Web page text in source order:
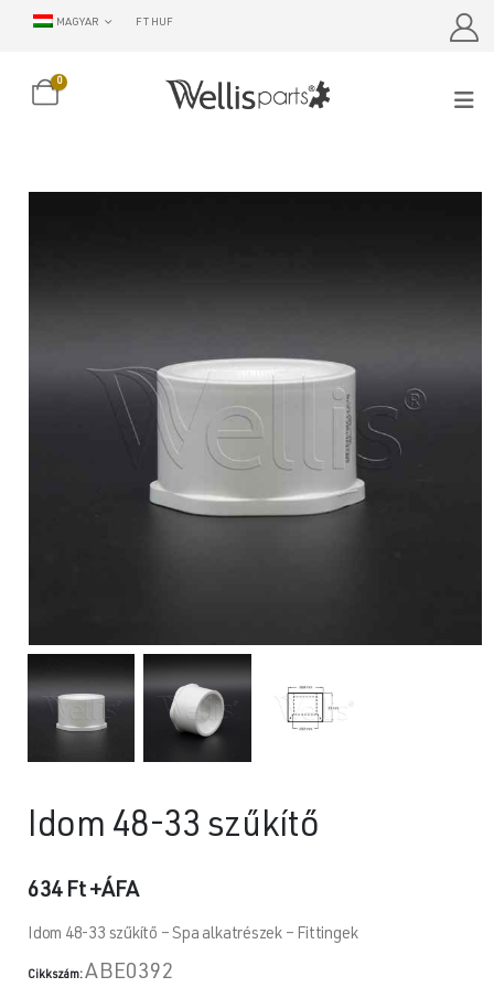
MAGYAR FT HUF
0
Idom 48-33 szűkítő
634 Ft+ÁFA
Idom 48-33 szűkítő – Spa alkatrészek – Fittingek
Cikkszám:ABE0392